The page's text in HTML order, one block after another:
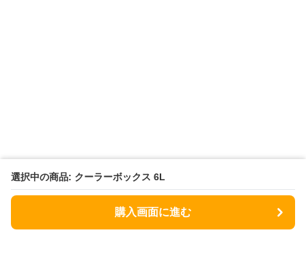
選択中の商品: クーラーボックス 6L
購入画面に進む